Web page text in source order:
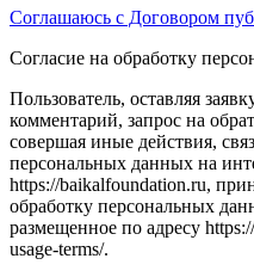
Соглашаюсь с Договором
Согласие на обработку
Пользователь, оставляя
комментарий, запрос на
совершая иные действия,
персональных данных на
https://baikalfoundation.ru,
обработку персональных
размещенное по адресу
usage-terms/.